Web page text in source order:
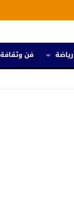
رياضة فن وثقافة
_